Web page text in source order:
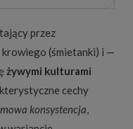
przez
(śmietanki) i —
żywymi kulturami
cechy
konsystencja